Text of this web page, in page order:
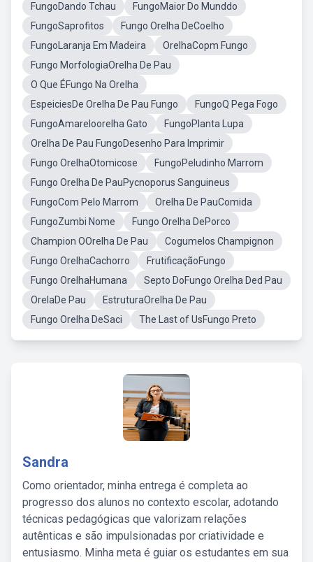
FungoDando Tchau
FungoMaior Do Munddo
FungoSaprofitos
Fungo Orelha DeCoelho
FungoLaranja Em Madeira
OrelhaCopm Fungo
Fungo MorfologiaOrelha De Pau
O Que ÉFungo Na Orelha
EspeiciesDe Orelha De Pau Fungo
FungoQ Pega Fogo
FungoAmareloorelha Gato
FungoPlanta Lupa
Orelha De Pau FungoDesenho Para Imprimir
Fungo OrelhaOtomicose
FungoPeludinho Marrom
Fungo Orelha De PauPycnoporus Sanguineus
FungoCom Pelo Marrom
Orelha De PauComida
FungoZumbi Nome
Fungo Orelha DePorco
Champion OOrelha De Pau
Cogumelos Champignon
Fungo OrelhaCachorro
FrutificaçãoFungo
Fungo OrelhaHumana
Septo DoFungo Orelha Ded Pau
OrelaDe Pau
EstruturaOrelha De Pau
Fungo Orelha DeSaci
The Last of UsFungo Preto
Sandra
Como orientador, minha entrega é completa ao
progresso dos alunos no contexto escolar, adotando
técnicas pedagógicas que valorizam relações
autênticas e são impulsionadas por criatividade e
entusiasmo. Minha meta é guiar os estudantes em sua